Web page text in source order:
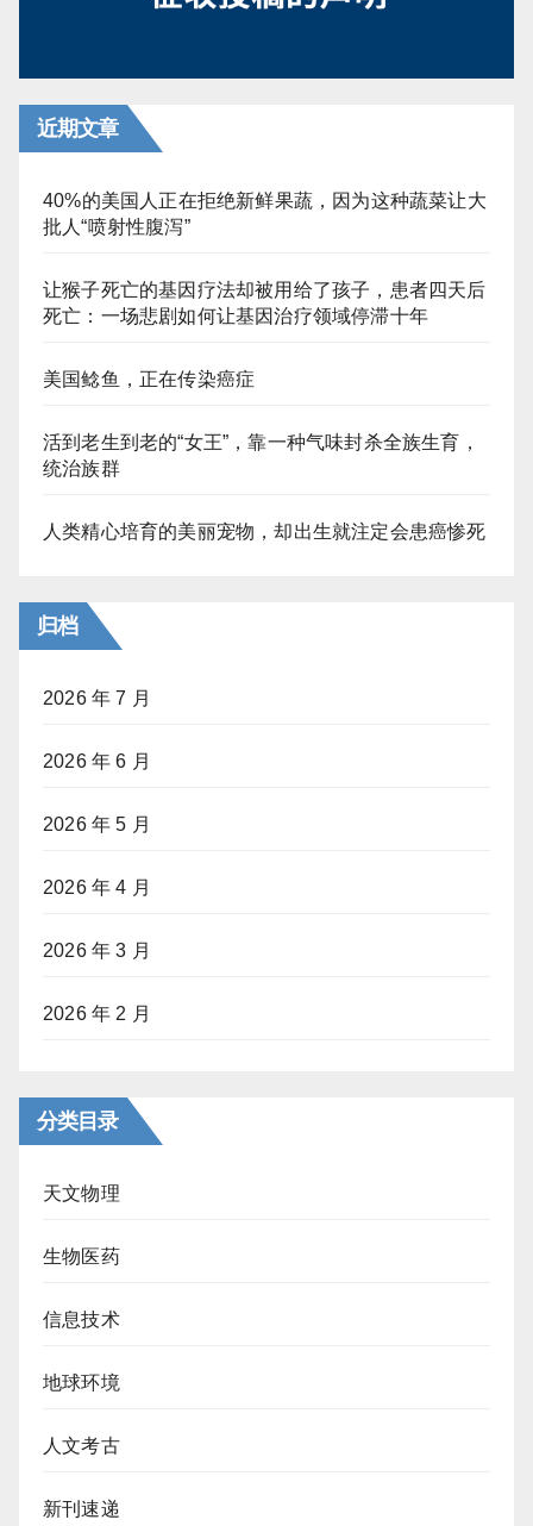
近期文章
40%的美国人正在拒绝新鲜果蔬，因为这种蔬菜让大
批人“喷射性腹泻”
让猴子死亡的基因疗法却被用给了孩子，患者四天后
死亡：一场悲剧如何让基因治疗领域停滞十年
美国鲶鱼，正在传染癌症
活到老生到老的“女王”，靠一种气味封杀全族生育，
统治族群
人类精心培育的美丽宠物，却出生就注定会患癌惨死
归档
2026 年 7 月
2026 年 6 月
2026 年 5 月
2026 年 4 月
2026 年 3 月
2026 年 2 月
分类目录
天文物理
生物医药
信息技术
地球环境
人文考古
新刊速递